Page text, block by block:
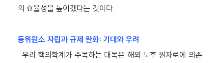
의 효율성을 높이겠다는 것이다.
동위원소 자립과 규제 완화: 기대와 우려
우리 핵의학계가 주목하는 대목은 해외 노후 원자로에 의존